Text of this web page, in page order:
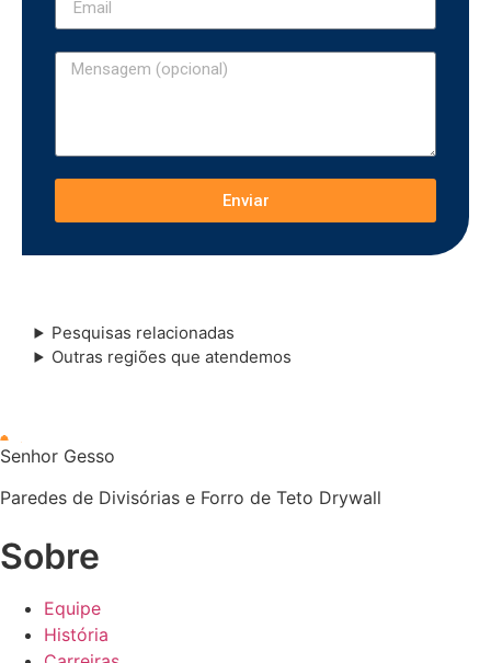
Enviar
Pesquisas relacionadas
Outras regiões que atendemos
Senhor Gesso
Paredes de Divisórias e Forro de Teto Drywall
Sobre
Equipe
História